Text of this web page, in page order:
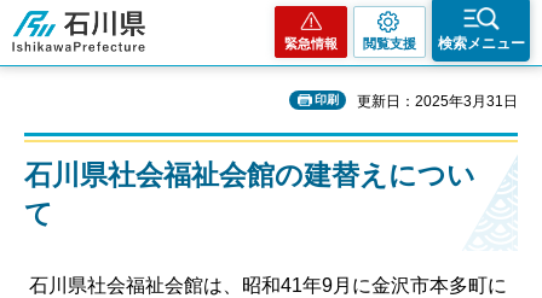
石川県
緊急情報 閲覧支援 検索メニュー
印刷 更新日：2025年3月31日
石川県社会福祉会館の建替えについ
て
石川県社会福祉会館は、昭和41年9月に金沢市本多町に